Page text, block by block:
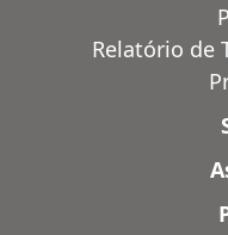
Relatório de